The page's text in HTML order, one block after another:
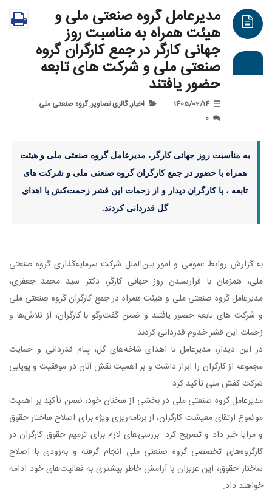
مدیرعامل گروه صنعتی ملی و
هیئت همراه به مناسبت روز
جهانی کارگر در جمع کارگران گروه
صنعتی ملی و شرکت های تابعه
حضور یافتند
اخبار,گالری تصاویر,گروه صنعتی ملی
مناسبت روز جهانی کارگر، مدیرعامل گروه صنعتی ملی و هیئت
همراه با حضور در جمع کارگران گروه صنعتی ملی و شرکت های
تابعه ، با کارگران دیدار و از زحمات این قشر زحمت‌کش با اهدای
گل قدردانی کردند.
روابط عمومی و امور بین‌الملل شرکت سرمایه‌گذاری گروه صنعتی
همزمان با فرارسیدن روز جهانی کارگر، دکتر سید محمد جعفری،
گروه صنعتی ملی و هیئت همراه در جمع کارگران گروه صنعتی ملی
های تابعه حضور یافتند و ضمن گفت‌وگو با کارگران، از تلاش‌ها و
این قشر خدوم قدردانی کردند.
دیدار، مدیرعامل با اهدای شاخه‌های گل، پیام قدردانی و حمایت
از کارگران را ابراز داشت و بر اهمیت نقش آنان در موفقیت و پویایی
کفش ملی تأکید کرد.
گروه صنعتی ملی در بخشی از سخنان خود، ضمن تأکید بر اهمیت
ارتقای معیشت کارگران، از برنامه‌ریزی ویژه برای اصلاح ساختار حقوق
خبر داد و تصریح کرد: بررسی‌های لازم برای ترمیم حقوق کارگران در
تخصصی گروه صنعتی ملی انجام گرفته و به‌زودی با اصلاح
حقوق، این عزیزان با آرامش خاطر بیشتری به فعالیت‌های خود ادامه
داد.